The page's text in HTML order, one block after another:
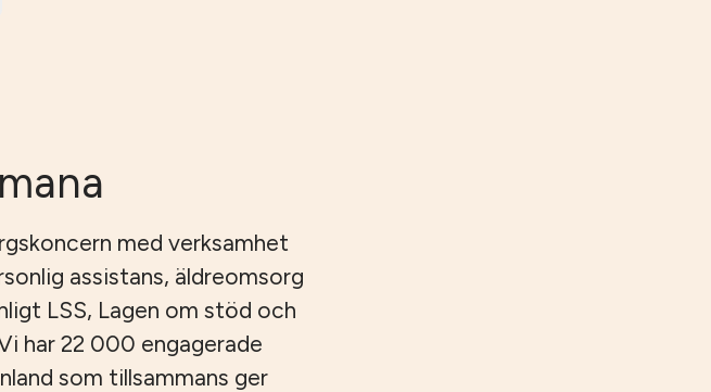
med verksamhet
assistans, äldreomsorg
LSS, Lagen om stöd och
har 22 000 engagerade
som tillsammans ger